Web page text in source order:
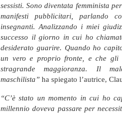
sessisti. Sono diventata femminista
manifesti pubblicitari, parlando
insegnanti. Analizzando i miei
successo il giorno in cui ho
desiderato guarire. Quando ho
un vero e proprio fronte, e che
stragrande maggioranza. Il
maschilista” ha spiegato l’autrice,
“C’è stato un momento in cui ho
millennio doveva passare per